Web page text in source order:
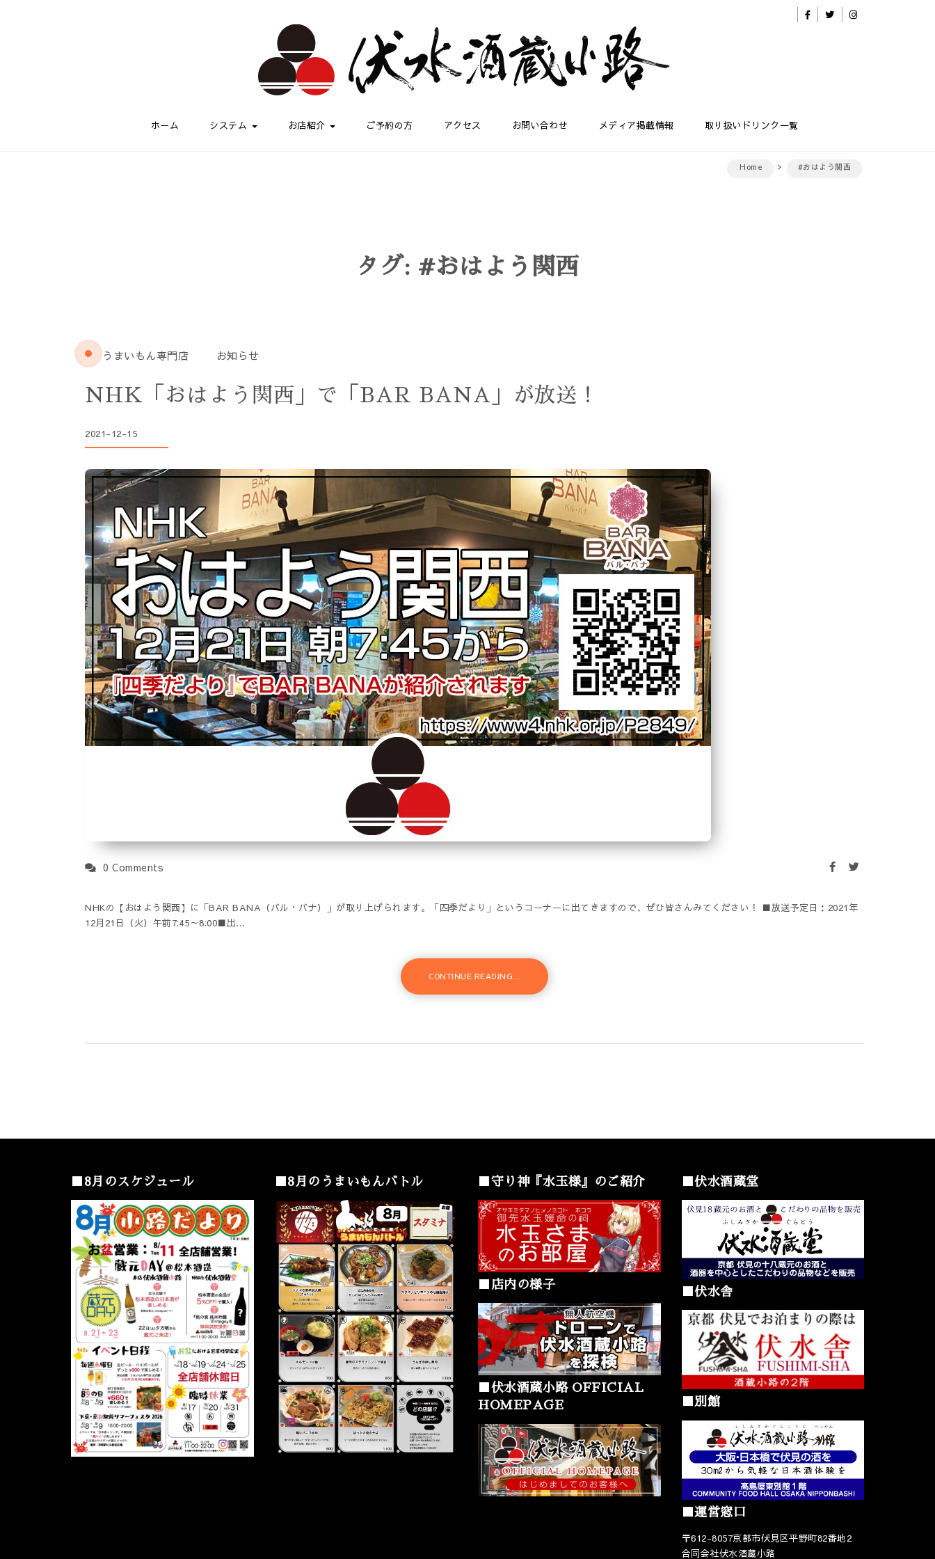
ホーム
システム お店紹介 ご予約の方 アクセス お問い合わせ メディア掲載情報 取り扱いドリンク一覧
Home #おはよう関西
タグ: #おはよう関西
うまいもん専門店 お知らせ
NHK「おはよう関西」で「BAR BANA」が放送！
2021-12-15
0 Comments
NHKの【おはよう関西】に「BAR BANA（バル・バナ）」が取り上げられます。「四季だより」というコーナーに出てきますので、ぜひ皆さんみてください！ ■放送予定日：2021年
12月21日（火）午前7:45～8:00■出…
CONTINUE READING...
■8月のスケジュール ■8月のうまいもんバトル ■守り神『水玉様』のご紹介
■店内の様子
■伏水酒蔵小路 OFFICIAL
HOMEPAGE
■伏水酒蔵堂
■伏水舎
■別館
■運営窓口
〒612-8057京都市伏見区平野町82番地2
合同会社伏水酒蔵小路